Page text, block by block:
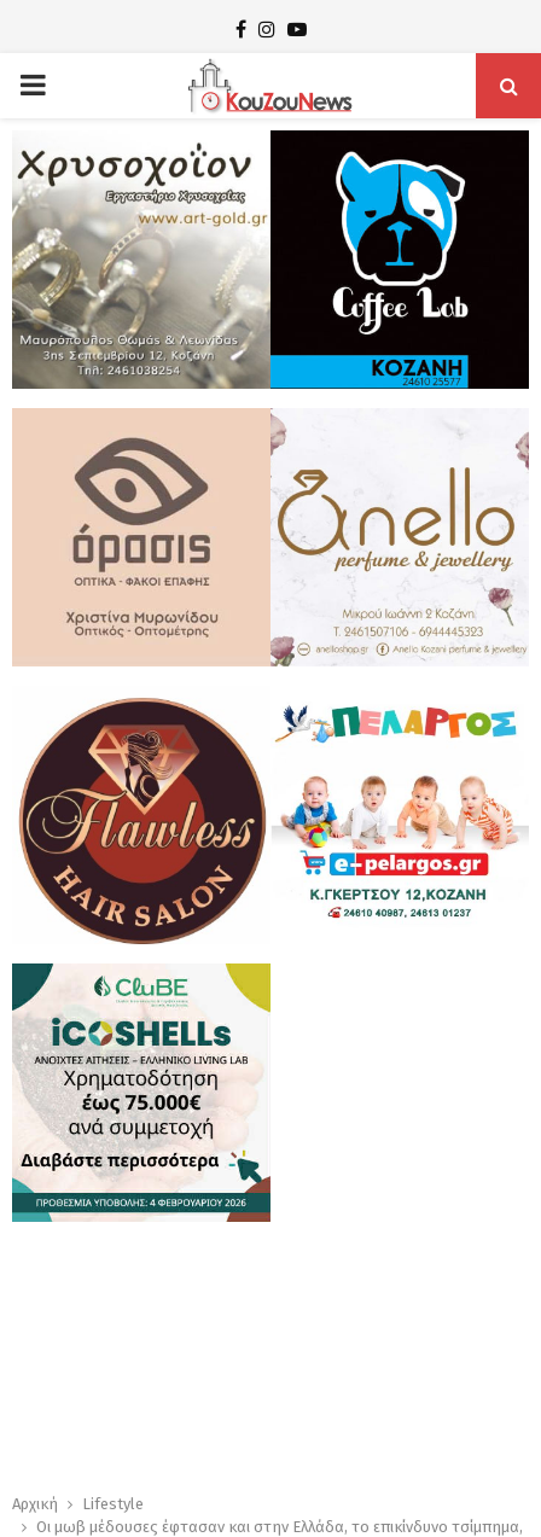
Facebook
Instagram
Youtube
PRIMARY
MENU
Αρχική
Lifestyle
Οι μωβ μέδουσες έφτασαν και στην Ελλάδα, το επικίνδυνο τσίμπημα,